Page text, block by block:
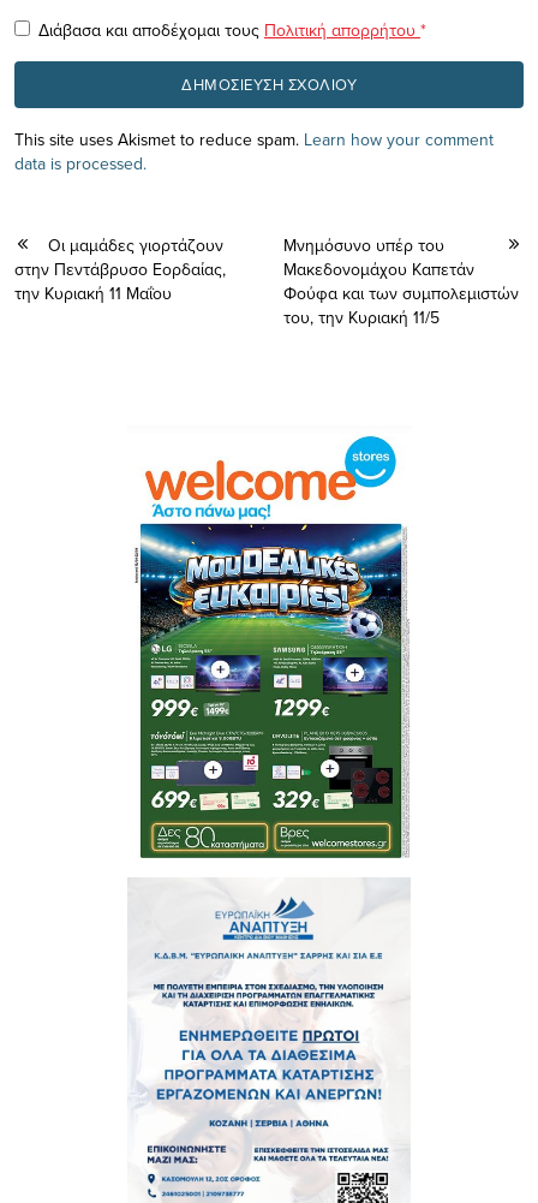
Διάβασα και αποδέχομαι τους Πολιτική απορρήτου *
This site uses Akismet to reduce spam. Learn how your comment
data is processed.
Οι μαμάδες γιορτάζουν
στην Πεντάβρυσο Εορδαίας,
την Κυριακή 11 Μαΐου
Μνημόσυνο υπέρ του
Μακεδονομάχου Καπετάν
Φούφα και των συμπολεμιστών
του, την Κυριακή 11/5